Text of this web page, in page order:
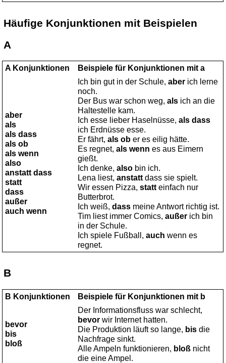
Häufige Konjunktionen mit Beispielen
A
A Konjunktionen Beispiele für Konjunktionen mit a
aber
als
als dass
als ob
als wenn
also
anstatt dass
statt
dass
außer
auch wenn
Ich bin gut in der Schule,aber ich lerne
noch.
Der Bus war schon weg,als ich an die
Haltestelle kam.
Ich esse lieber Haselnüsse,als dass
ich Erdnüsse esse.
Er fährt, als ob er es eilig hätte.
Es regnet,als wenn es aus Eimern
gießt.
Ich denke,also bin ich.
Lena liest,anstatt dass sie spielt.
Wir essen Pizza,statt einfach nur
Butterbrot.
Ich weiß,dass meine Antwort richtig ist.
Tim liest immer Comics,außer ich bin
in der Schule.
Ich spiele Fußball,auch wenn es
regnet.
B
B Konjunktionen Beispiele für Konjunktionen mit b
bevor
bis
bloß
Der Informationsfluss war schlecht,
bevor wir Internet hatten.
Die Produktion läuft so lange, bisdie
Nachfrage sinkt.
Alle Ampeln funktionieren, bloß nicht
die eine Ampel.